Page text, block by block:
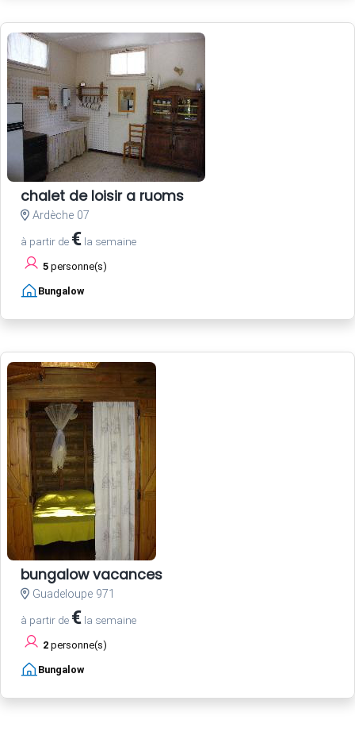
chalet de loisir a ruoms
Ardèche 07
à partir de € la semaine
5 personne(s)
Bungalow
bungalow vacances
Guadeloupe 971
à partir de € la semaine
2 personne(s)
Bungalow